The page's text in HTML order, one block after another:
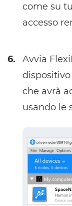
come su
accesso
6.
Avvia
che avrà
usando le